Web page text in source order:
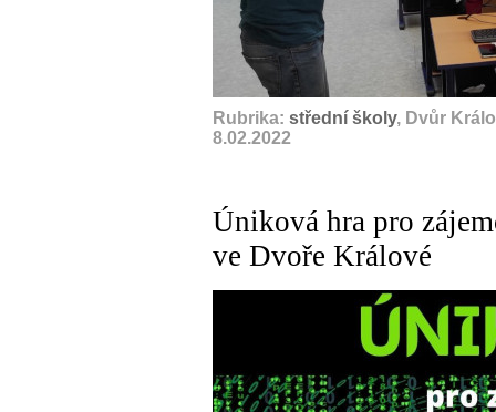
Rubrika: střední školy, Dvůr
8.02.2022
Úniková hra pro
ve Dvoře Králové